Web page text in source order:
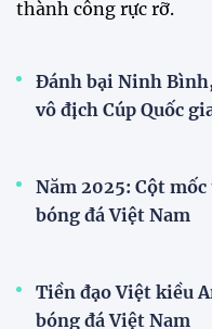
Bóng đá nữ Việt
giải 2026
Đội tuyển trẻ